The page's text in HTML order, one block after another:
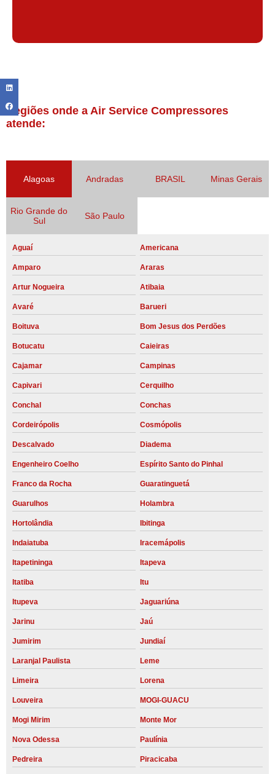
Regiões onde a Air Service Compressores
atende:
Alagoas Andradas BRASIL Minas Gerais
Rio Grande do
Sul
São Paulo
Aguaí Americana
Amparo Araras
Artur Nogueira Atibaia
Avaré Barueri
Boituva Bom Jesus dos Perdões
Botucatu Caieiras
Cajamar Campinas
Capivari Cerquilho
Conchal Conchas
Cordeirópolis Cosmópolis
Descalvado Diadema
Engenheiro Coelho Espírito Santo do Pinhal
Franco da Rocha Guaratinguetá
Guarulhos Holambra
Hortolândia Ibitinga
Indaiatuba Iracemápolis
Itapetininga Itapeva
Itatiba Itu
Itupeva Jaguariúna
Jarinu Jaú
Jumirim Jundiaí
Laranjal Paulista Leme
Limeira Lorena
Louveira MOGI-GUACU
Mogi Mirim Monte Mor
Nova Odessa Paulínia
Pedreira Piracicaba